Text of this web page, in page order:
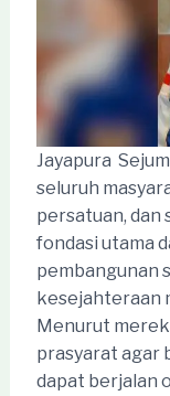
Jayapura 
seluruh
persatuan, dan
fondasi utama
pembangunan
kesejahteraan
Menurut
prasyarat agar
dapat berjalan